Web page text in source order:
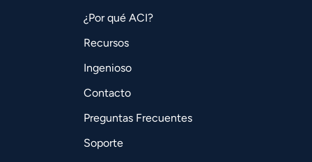
¿Por qué ACI?
Recursos
Ingenioso
Contacto
Preguntas Frecuentes
Soporte